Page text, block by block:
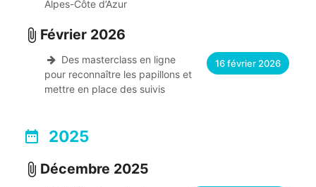
Alpes-Côte d’Azur
attach_file Février 2026
Des masterclass en ligne
pour reconnaître les papillons et
mettre en place des suivis
16 février 2026
date_range 2025
attach_file Décembre 2025